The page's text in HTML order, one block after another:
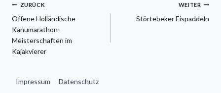
Beitragsnavigation
ZURÜCK
Offene Holländische
Kanumarathon-
Meisterschaften im
Kajakvierer
WEITER
Störtebeker Eispaddeln
Impressum Datenschutz